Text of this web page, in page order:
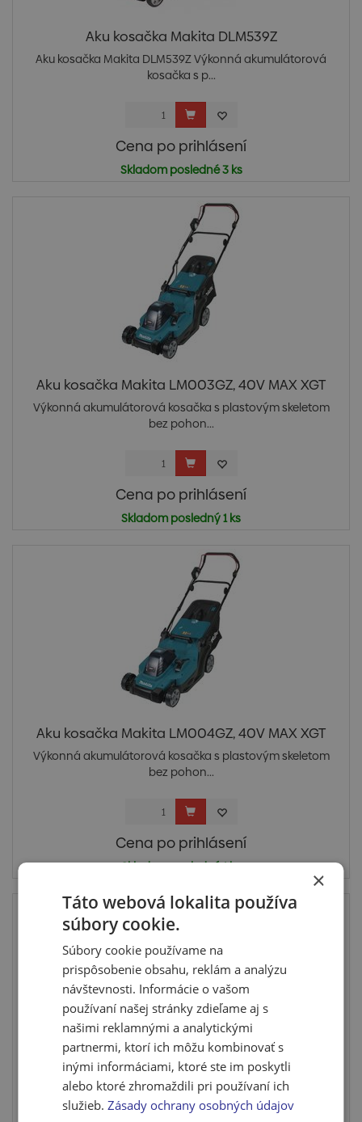
Aku kosačka Makita DLM539Z
Aku kosačka Makita DLM539Z Výkonná akumulátorová
kosačka s p...
Cena po prihlásení
Skladom posledné 3 ks
Aku kosačka Makita LM003GZ, 40V MAX XGT
Výkonná akumulátorová kosačka s plastovým skeletom
bez pohon...
Cena po prihlásení
Skladom posledný 1 ks
Aku kosačka Makita LM004GZ, 40V MAX XGT
Výkonná akumulátorová kosačka s plastovým skeletom
bez pohon...
Cena po prihlásení
Skladom posledný 1 ks
Aku kosačka Al-ko 34.8 Li (2 batérie + dvojitá
nab...
×
Táto webová lokalita používa
súbory cookie.
Súbory cookie používame na
prispôsobenie obsahu, reklám a analýzu
návštevnosti. Informácie o vašom
používaní našej stránky zdieľame aj s
našimi reklamnými a analytickými
partnermi, ktorí ich môžu kombinovať s
inými informáciami, ktoré ste im poskytli
alebo ktoré zhromaždili pri používaní ich
služieb.Zásady ochrany osobných údajov